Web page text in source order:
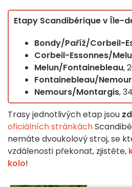
Etapy Scandibérique v Île-
Bondy/Paříž/Corbeil-
Corbeil-Essonnes/
Melun/Fontainebleau,
Fontainebleau/
Nemours/Montargis,
Trasy jednotlivých etap jsou
oficiálních stránkách
nemáte dvoukolový stroj, se
vzdálenosti překonat, zjistěte,
kolo!